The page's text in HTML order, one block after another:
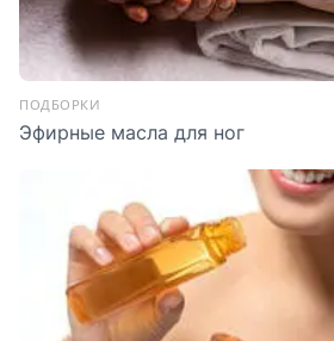
ПОДБОРКИ
Эфирные масла для ног